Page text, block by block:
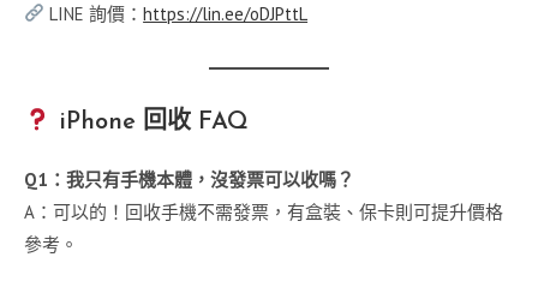
LINE 詢價：https://lin.ee/oDJPttL
iPhone 回收 FAQ
Q1：我只有手機本體，沒發票可以收嗎？
A：可以的！回收手機不需發票，有盒裝、保卡則可提升價格
參考。